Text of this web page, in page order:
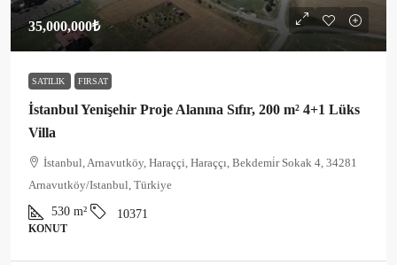
35,000,000₺
SATILIK FIRSAT
İstanbul Yenişehir Proje Alanına Sıfır, 200 m² 4+1 Lüks
Villa
İstanbul, Arnavutköy, Haraççi, Haraççı, Bekdemi̇r Sokak 4, 34281
Arnavutköy/Istanbul, Türkiye
530 m² 10371
KONUT